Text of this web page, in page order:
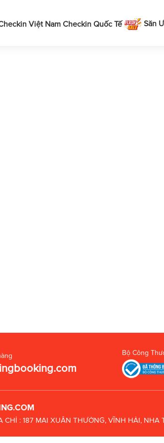
Việt NamCheckin Quốc Tế Săn
Bộ Công
CHỈ : 187 MAI XUÂN THƯỞNG, VĨNH HẢI, NHA